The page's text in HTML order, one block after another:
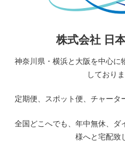
経
流
ECONOMIC
株式会社 日
神奈川県・横浜と大阪を中心に
しておりま
定期便、スポット便、チャータ
全国どこへでも、年中無休、ダ
様へと宅配致